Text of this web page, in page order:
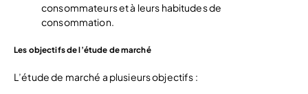
consommateurs et à leurs habitudes de
consommation.
Les objectifs de l’étude de marché
L’étude de marché a plusieurs objectifs :